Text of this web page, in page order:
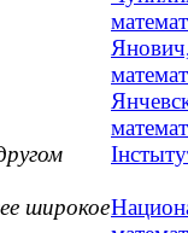
широкое